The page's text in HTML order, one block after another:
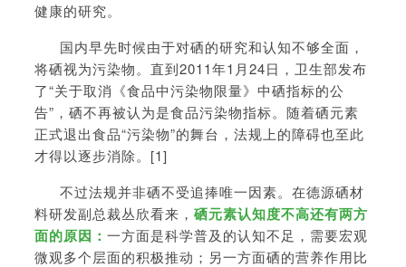
健康的研究。
国内早先时候由于对硒的研究和认知不够全面，
将硒视为污染物。直到2011年1月24日，卫生部发布
了“关于取消《食品中污染物限量》中硒指标的公
告”，硒不再被认为是食品污染物指标。随着硒元素
正式退出食品“污染物”的舞台，法规上的障碍也至此
才得以逐步消除。[1]
不过法规并非硒不受追捧唯一因素。在德源硒材
料研发副总裁丛欣看来， 硒元素认知度不高还有两方
面的原因： 一方面是科学普及的认知不足，需要宏观
微观多个层面的积极推动；另一方面硒的营养作用比